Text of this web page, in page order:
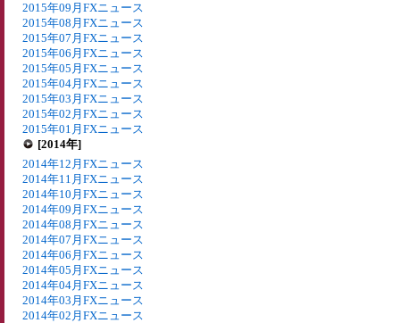
2015年09月FXニュース
2015年08月FXニュース
2015年07月FXニュース
2015年06月FXニュース
2015年05月FXニュース
2015年04月FXニュース
2015年03月FXニュース
2015年02月FXニュース
2015年01月FXニュース
[2014年]
2014年12月FXニュース
2014年11月FXニュース
2014年10月FXニュース
2014年09月FXニュース
2014年08月FXニュース
2014年07月FXニュース
2014年06月FXニュース
2014年05月FXニュース
2014年04月FXニュース
2014年03月FXニュース
2014年02月FXニュース